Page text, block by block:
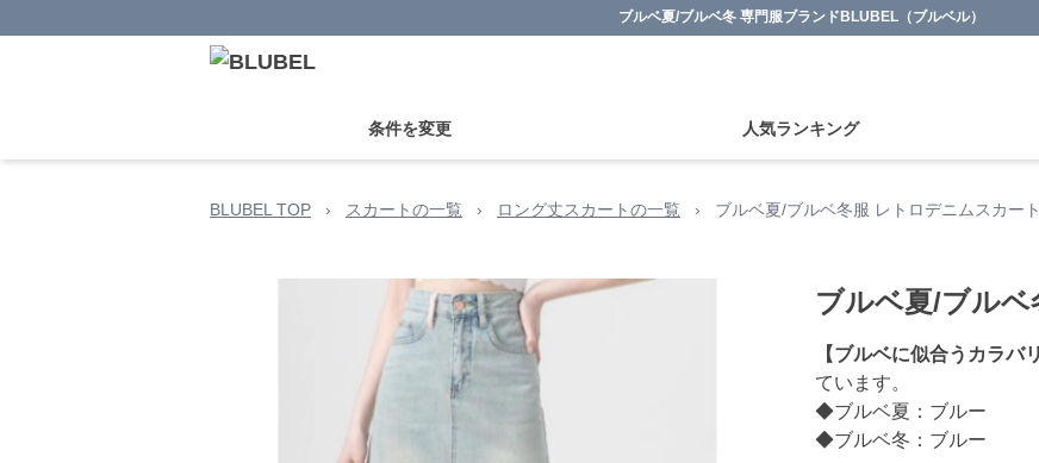
ブルベ夏/ブルベ冬 専門服ブランドBLUBEL（ブルベル）
条件を変更 人気ランキング
BLUBEL TOP › スカートの一覧 › ロング丈スカートの一覧 › ブルベ夏/ブルベ冬服 レトロデニムスカート
ブルベ夏/ブル
【ブルベに似合うカラバリ
ています。
◆ブルベ夏：ブルー
◆ブルベ冬：ブルー